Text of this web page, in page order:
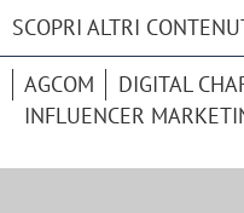
SCOPRI ALTRI
AGCOM DIGITAL
INFLUENCER